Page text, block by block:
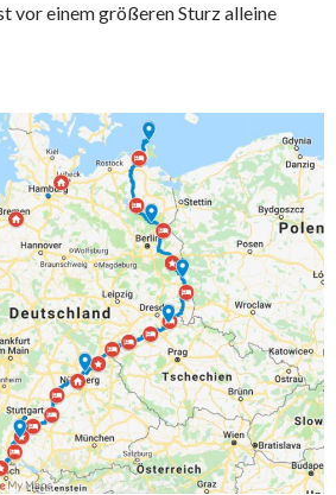
vor einem größeren Sturz alleine